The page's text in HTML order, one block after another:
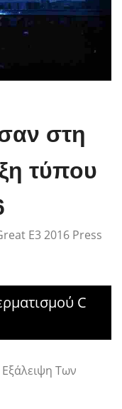
στη
τύπου
E3 2016 Press
C
Των